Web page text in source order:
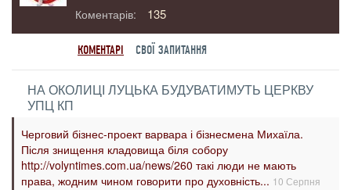
Коментарів: 135
КОМЕНТАРІ СВОЇ ЗАПИТАННЯ
НА ОКОЛИЦІ ЛУЦЬКА БУДУВАТИМУТЬ ЦЕРКВУ
УПЦ КП
Черговий бізнес-проект варвара і бізнесмена Михаїла.
Після знищення кладовища біля собору
http://volyntimes.com.ua/news/260 такі люди не мають
права, жодним чином говорити про духовність... 10 Серпня